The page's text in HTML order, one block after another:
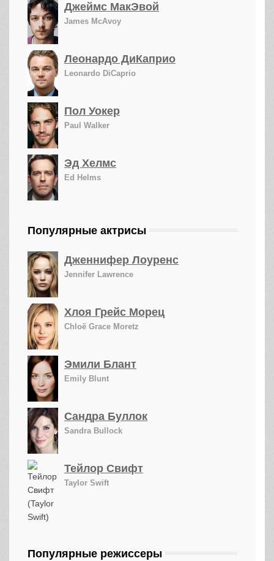
Джеймс МакЭвой
James McAvoy
Леонардо ДиКаприо
Leonardo DiCaprio
Пол Уокер
Paul Walker
Эд Хелмс
Ed Helms
Популярные актрисы
Дженнифер Лоуренс
Jennifer Lawrence
Хлоя Грейс Морец
Chloë Grace Moretz
Эмили Блант
Emily Blunt
Сандра Буллок
Sandra Bullock
Тейлор Свифт
Taylor Swift
Популярные режиссеры